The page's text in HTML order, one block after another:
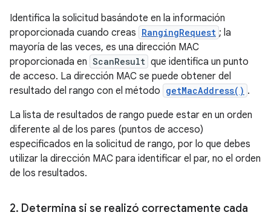
Identifica la solicitud basándote en la información
proporcionada cuando creas RangingRequest ; la
mayoría de las veces, es una dirección MAC
proporcionada en ScanResult que identifica un punto
de acceso. La dirección MAC se puede obtener del
resultado del rango con el método getMacAddress() .
La lista de resultados de rango puede estar en un orden
diferente al de los pares (puntos de acceso)
especificados en la solicitud de rango, por lo que debes
utilizar la dirección MAC para identificar el par, no el orden
de los resultados.
2. Determina si se realizó correctamente cada